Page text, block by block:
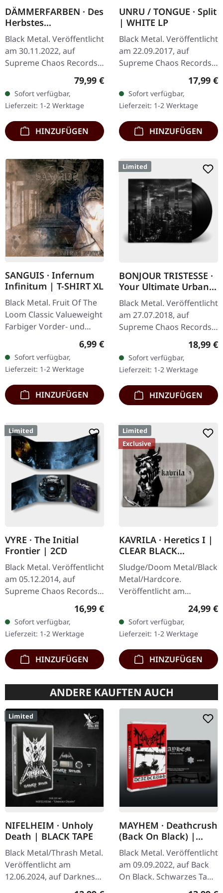
DÄMMERFARBEN · Des
Herbstes
Trauerhymnen MMXX
| WOODEN LP BOX
Black Metal. Veröffentlicht
am 30.11.2022, auf
Supreme Chaos Records.
Mahaghoni-farbene Holz-
Box mit graviertem Logo,
Titel und…
Regulärer Preis:
79,99 €
Sofort verfügbar,
Lieferzeit: 1-2 Werktage
HINZUFÜGEN
UNRU / TONGUE · Split
| WHITE LP
Black Metal. Veröffentlicht
am 22.09.2017, auf
Supreme Chaos Records.
Weißes Vinyl, limitiert auf
handnummerierte
Exemplare. · 180g Vinyl
für…
17,99 €
Sofort verfügbar,
Lieferzeit: 1-2 Werktage
HINZUFÜGEN
SANGUIS · Infernum
Infinitum | T-SHIRT XL
Black Metal. Fruit Of The
Loom Classic Valueweight
Farbiger Vorder- und
Regulärer Preis:
6,99 €
Sofort verfügbar,
Lieferzeit: 1-2 Werktage
HINZUFÜGEN
Limited
BONJOUR TRISTESSE ·
Your Ultimate Urban
Nightmare | BLACK LP
Black Metal. Veröffentlicht
am 27.07.2018, auf
Supreme Chaos Records.
Schwarzes Vinyl mit
schwerem Cover und
Insert, limitiert auf 200
Exemplare.…
18,99 €
Sofort verfügbar,
Lieferzeit: 1-2 Werktage
HINZUFÜGEN
Limited
VYRE · The Initial
Frontier | 2CD
Black Metal. Veröffentlicht
am 05.12.2014, auf
Supreme Chaos Records.
Limitierte Auflage als
aufwändiger Dreifach-
Klapp-DigiPak mit 2 CDs:
The…
Regulärer Preis:
16,99 €
Sofort verfügbar,
Lieferzeit: 1-2 Werktage
HINZUFÜGEN
Limited
Exclusive
KAVRILA · Heretics I |
CLEAR BLACK
MARBLED LP
Sludge/Doom Metal/Black
Metal/Hardcore.
Veröffentlicht am
30.05.2025, auf Supreme
Clear/Schwarz
marmoriertes Vinyl mit
schwarzen und…
24,99 €
Sofort verfügbar,
Lieferzeit: 1-2 Werktage
HINZUFÜGEN
ANDERE KAUFTEN AUCH
Limited
NIFELHEIM · Unholy
Death | BLACK TAPE
Black Metal/Thrash Metal.
Veröffentlicht am
12.06.2024, auf Darkness
Shall Rise Productions.
MAYHEM · Deathcrush
(Back On Black) |
BLACK TAPE
Black Metal. Veröffentlicht
am 09.09.2022, auf Back
On Black. Schwarzes Tape
mit roter 4-seitiger J-Card.